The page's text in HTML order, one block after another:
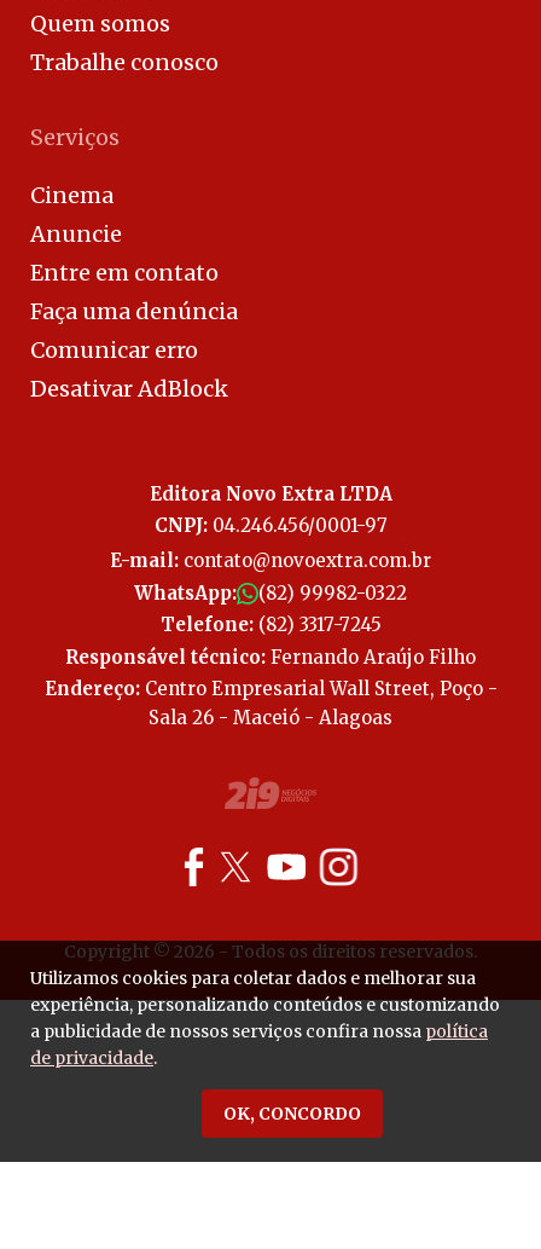
Quem somos
Trabalhe conosco
Serviços
Cinema
Anuncie
Entre em contato
Faça uma denúncia
Comunicar erro
Desativar AdBlock
Editora Novo Extra LTDA
CNPJ:04.246.456/0001-97
E-mail: contato@novoextra.com.br
WhatsApp:
(82) 99982-0322
Telefone:(82) 3317-7245
Responsável técnico: Fernando Araújo Filho
Endereço:Centro Empresarial Wall Street, Poço -
Sala 26 - Maceió - Alagoas
Copyright © 2026 - Todos os direitos reservados.
Utilizamos cookies para coletar dados e melhorar sua
experiência, personalizando conteúdos e customizando
a publicidade de nossos serviços confira nossa política
de privacidade.
OK, CONCORDO